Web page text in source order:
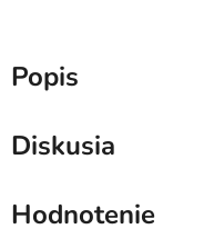
Popis
Diskusia
Hodnotenie